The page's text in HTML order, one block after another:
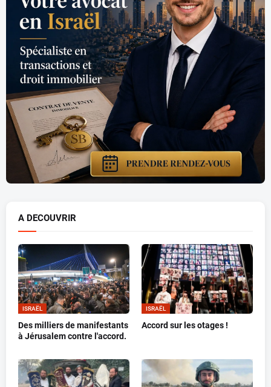
A DECOUVRIR
ISRAËL
Des milliers de manifestants
à Jérusalem contre l'accord.
ISRAËL
Accord sur les otages !